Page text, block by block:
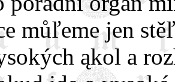
můľeme jen
ąkol a